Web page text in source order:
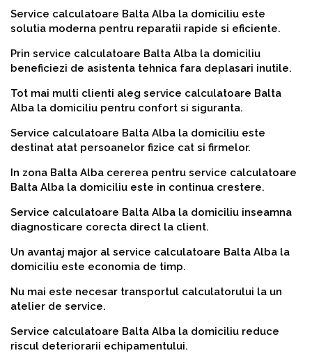
Service calculatoare Balta Alba la domiciliu este
solutia moderna pentru reparatii rapide si eficiente.
Prin service calculatoare Balta Alba la domiciliu
beneficiezi de asistenta tehnica fara deplasari inutile.
Tot mai multi clienti aleg service calculatoare Balta
Alba la domiciliu pentru confort si siguranta.
Service calculatoare Balta Alba la domiciliu este
destinat atat persoanelor fizice cat si firmelor.
In zona Balta Alba cererea pentru service calculatoare
Balta Alba la domiciliu este in continua crestere.
Service calculatoare Balta Alba la domiciliu inseamna
diagnosticare corecta direct la client.
Un avantaj major al service calculatoare Balta Alba la
domiciliu este economia de timp.
Nu mai este necesar transportul calculatorului la un
atelier de service.
Service calculatoare Balta Alba la domiciliu reduce
riscul deteriorarii echipamentului.